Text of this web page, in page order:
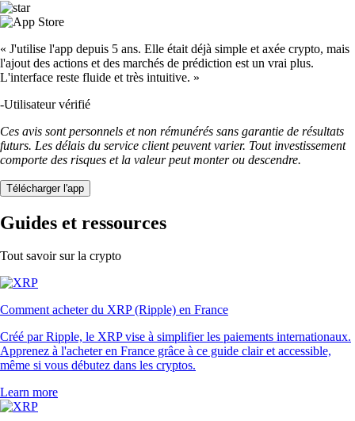
« J'utilise l'app depuis 5 ans. Elle était déjà simple et axée crypto, mais
l'ajout des actions et des marchés de prédiction est un vrai plus.
L'interface reste fluide et très intuitive. »
-Utilisateur vérifié
Ces avis sont personnels et non rémunérés sans garantie de résultats
futurs. Les délais du service client peuvent varier. Tout investissement
comporte des risques et la valeur peut monter ou descendre.
Télécharger l'app
Guides et ressources
Tout savoir sur la crypto
Comment acheter du XRP (Ripple) en France
Créé par Ripple, le XRP vise à simplifier les paiements internationaux.
Apprenez à l'acheter en France grâce à ce guide clair et accessible,
même si vous débutez dans les cryptos.
Learn more